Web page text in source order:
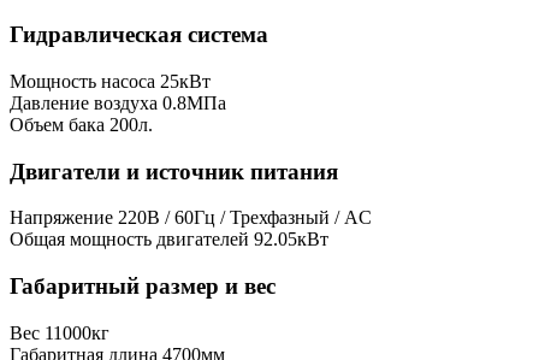
Гидравлическая система
Мощность насоса 25кВт
Давление воздуха 0.8МПа
Объем бака 200л.
Двигатели и источник питания
Напряжение 220В / 60Гц / Трехфазный / AC
Общая мощность двигателей 92.05кВт
Габаритный размер и вес
Вес 11000кг
Габаритная длина 4700мм